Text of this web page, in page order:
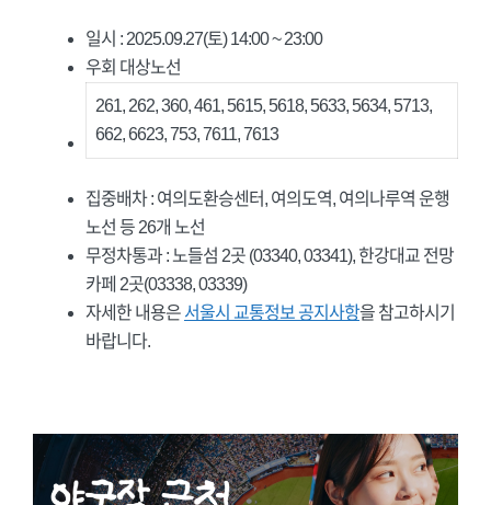
일시 : 2025.09.27(토) 14:00 ~ 23:00
우회 대상노선
261, 262, 360, 461, 5615, 5618, 5633, 5634, 5713,
662, 6623, 753, 7611, 7613
집중배차 : 여의도환승센터, 여의도역, 여의나루역 운행
노선 등 26개 노선
무정차통과 : 노들섬 2곳 (03340, 03341), 한강대교 전망
카페 2곳(03338, 03339)
자세한 내용은 서울시 교통정보 공지사항을 참고하시기
바랍니다.